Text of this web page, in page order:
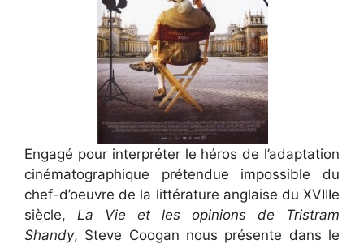
Engagé pour interpréter le héros de l’adaptation
cinématographique prétendue impossible du
chef-d’oeuvre de la littérature anglaise du XVIIIe
siècle, La Vie et les opinions de Tristram
Shandy, Steve Coogan nous présente dans le